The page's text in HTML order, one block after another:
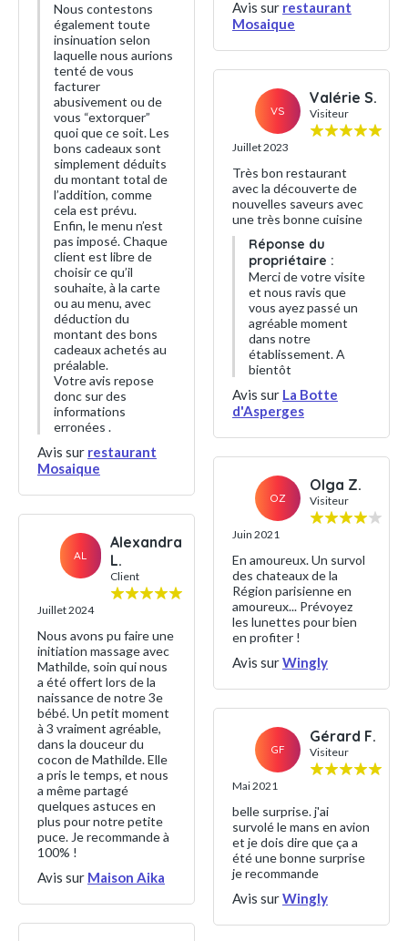
Nous contestons
également toute
insinuation selon
laquelle nous aurions
tenté de vous
facturer
abusivement ou de
vous “extorquer”
quoi que ce soit. Les
bons cadeaux sont
simplement déduits
du montant total de
l’addition, comme
cela est prévu.
Enfin, le menu n’est
pas imposé. Chaque
client est libre de
choisir ce qu’il
souhaite, à la carte
ou au menu, avec
déduction du
montant des bons
cadeaux achetés au
préalable.
Votre avis repose
donc sur des
informations
erronées .
Avis sur restaurant
Mosaique
AL
Alexandra
L.
Client
Juillet 2024
Nous avons pu faire une
initiation massage avec
Mathilde, soin qui nous
a été offert lors de la
naissance de notre 3e
bébé. Un petit moment
à 3 vraiment agréable,
dans la douceur du
cocon de Mathilde. Elle
a pris le temps, et nous
a même partagé
quelques astuces en
plus pour notre petite
puce. Je recommande à
100% !
Avis sur Maison Aika
Avis sur restaurant
Mosaique
VS
Valérie S.
Visiteur
Juillet 2023
Très bon restaurant
avec la découverte de
nouvelles saveurs avec
une très bonne cuisine
Réponse du
propriétaire :
Merci de votre visite
et nous ravis que
vous ayez passé un
agréable moment
dans notre
établissement. A
bientôt
Avis sur La Botte
d'Asperges
OZ
Olga Z.
Visiteur
Juin 2021
En amoureux. Un survol
des chateaux de la
Région parisienne en
amoureux... Prévoyez
les lunettes pour bien
en profiter !
Avis surWingly
GF
Gérard F.
Visiteur
Mai 2021
belle surprise. j'ai
survolé le mans en avion
et je dois dire que ça a
été une bonne surprise
je recommande
Avis surWingly